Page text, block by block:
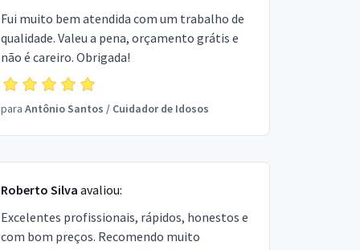
Fui muito bem atendida com um trabalho de
qualidade. Valeu a pena, orçamento grátis e
não é careiro. Obrigada!
para Antônio Santos / Cuidador de Idosos
Roberto Silva avaliou:
Excelentes profissionais, rápidos, honestos e
com bom preços. Recomendo muito